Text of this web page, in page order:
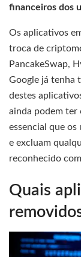
financeiros dos
Os aplicativos
troca de
PancakeSwap,
Google já tenha
destes
ainda podem ter
essencial que os
e excluam
reconhecido
Quais